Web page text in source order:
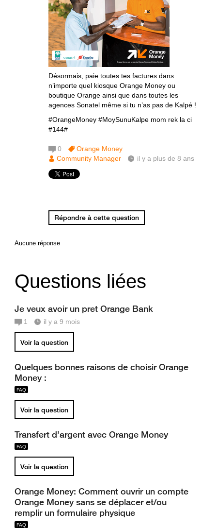
Désormais, paie toutes tes factures dans
n’importe quel kiosque Orange Money ou
boutique Orange ainsi que dans toutes les
agences Sonatel même si tu n’as pas de Kalpé !
#OrangeMoney #MoySunuKalpe mom rek la ci
#144#
0
Orange Money
Community Manager
il y a plus de 8 ans
Répondre à cette question
Aucune réponse
Questions liées
Je veux avoir un pret Orange Bank
1 il y a 9 mois
Voir la question
Quelques bonnes raisons de choisir Orange
Money :
Voir la question
Transfert d’argent avec Orange Money
Voir la question
Orange Money: Comment ouvrir un compte
Orange Money sans se déplacer et/ou
remplir un formulaire physique